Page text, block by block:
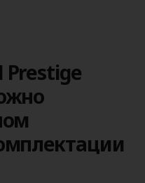
Prestige